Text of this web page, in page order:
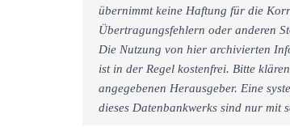
übernimmt keine Haftung für die
Übertragungsfehlern oder anderen
Die Nutzung von hier archivierten
ist in der Regel kostenfrei. Bitte
angegebenen Herausgeber. Eine
dieses Datenbankwerks sind nur mit